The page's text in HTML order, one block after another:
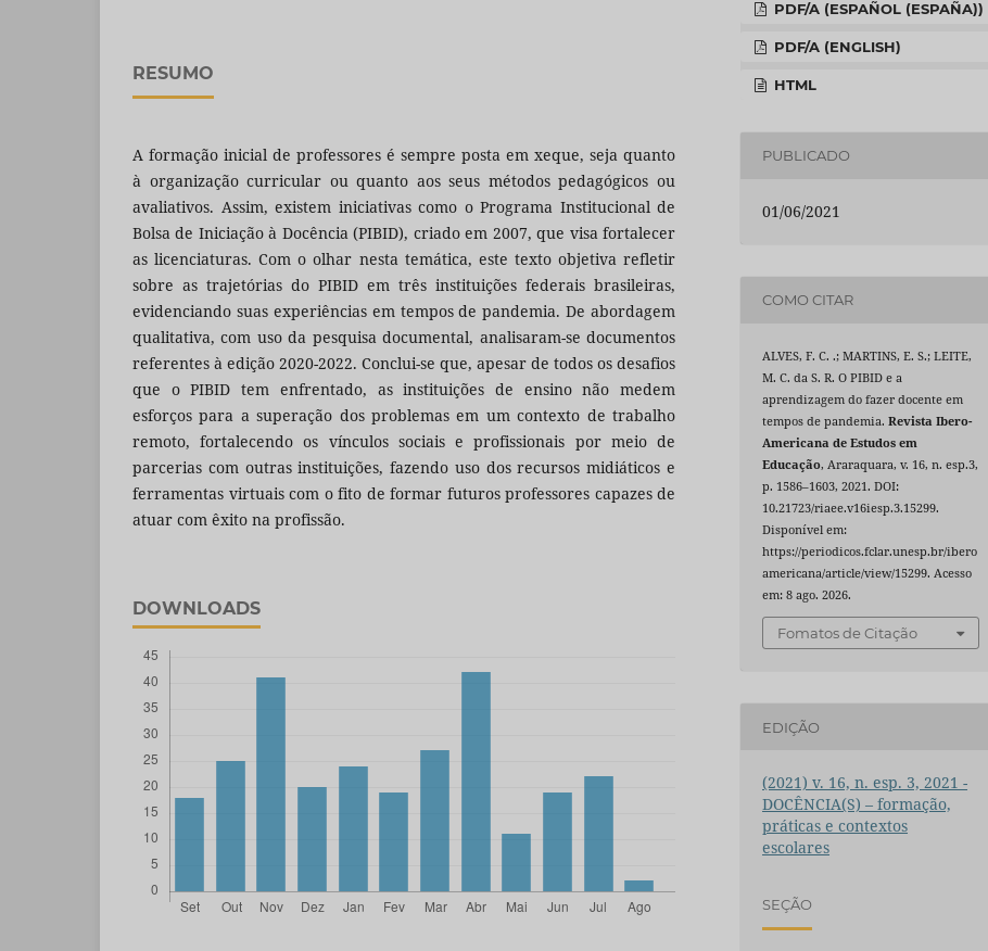
RESUMO
A formação inicial de professores é sempre posta em xeque, seja quanto
à organização curricular ou quanto aos seus métodos pedagógicos ou
avaliativos. Assim, existem iniciativas como o Programa Institucional de
Bolsa de Iniciação à Docência (PIBID), criado em 2007, que visa fortalecer
as licenciaturas. Com o olhar nesta temática, este texto objetiva refletir
sobre as trajetórias do PIBID em três instituições federais brasileiras,
evidenciando suas experiências em tempos de pandemia. De abordagem
qualitativa, com uso da pesquisa documental, analisaram-se documentos
referentes à edição 2020-2022. Conclui-se que, apesar de todos os desafios
que o PIBID tem enfrentado, as instituições de ensino não medem
esforços para a superação dos problemas em um contexto de trabalho
remoto, fortalecendo os vínculos sociais e profissionais por meio de
parcerias com outras instituições, fazendo uso dos recursos midiáticos e
ferramentas virtuais com o fito de formar futuros professores capazes de
atuar com êxito na profissão.
DOWNLOADS
PDF/A (ESPAÑOL (ESPAÑA))
PDF/A (ENGLISH)
HTML
PUBLICADO
01/06/2021
COMO CITAR
ALVES, F. C. .; MARTINS, E. S.; LEITE,
M. C. da S. R. O PIBID e a
aprendizagem do fazer docente em
tempos de pandemia.Revista Ibero-
Americana de Estudos em
Educação, Araraquara, v. 16, n. esp.3,
p. 1586–1603, 2021. DOI:
10.21723/riaee.v16iesp.3.15299.
Disponível em:
https://periodicos.fclar.unesp.br/ibero
americana/article/view/15299. Acesso
em: 8 ago. 2026.
Fomatos de Citação
EDIÇÃO
(2021) v. 16, n. esp. 3, 2021 -
DOCÊNCIA(S) – formação,
práticas e contextos
escolares
SEÇÃO